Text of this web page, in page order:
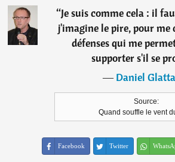
“Je suis comme cela : il
j'imagine le pire, pour me
défenses qui me
supporter s'il se
―Daniel
Source:
Quand souffle le vent
Facebook Twitter